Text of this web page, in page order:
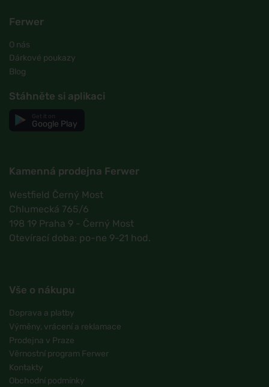
Ferwer
O nás
Dárkové poukazy
Blog
Stáhněte si aplikaci
Google Play
Kamenná prodejna Ferwer
Westfield Černý Most
Chlumecká 765/6
198 19 Praha 9 - Černý Most
Otevírací doba: po-ne 9-21 hod.
Vše o nákupu
Doprava a platby
Výměny, vrácení a reklamace
Prodejna v Praze
Věrnostní program Ferwer
Kontakty
Obchodní podmínky